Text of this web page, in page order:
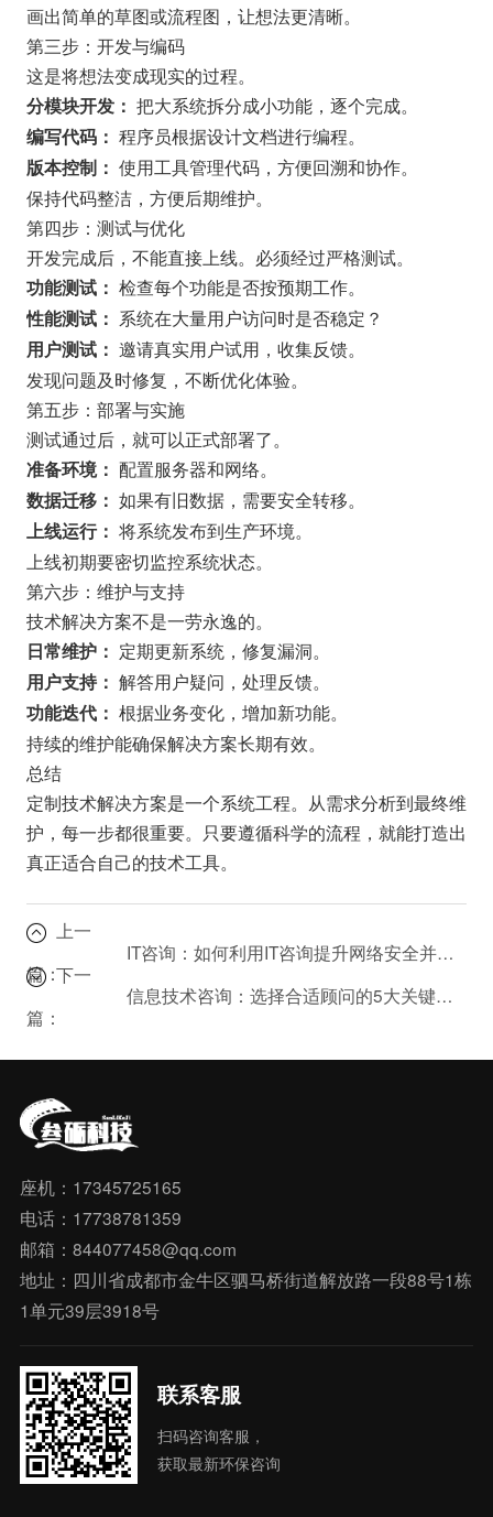
画出简单的草图或流程图，让想法更清晰。
第三步：开发与编码
这是将想法变成现实的过程。
分模块开发： 把大系统拆分成小功能，逐个完成。
编写代码： 程序员根据设计文档进行编程。
版本控制： 使用工具管理代码，方便回溯和协作。
保持代码整洁，方便后期维护。
第四步：测试与优化
开发完成后，不能直接上线。必须经过严格测试。
功能测试： 检查每个功能是否按预期工作。
性能测试： 系统在大量用户访问时是否稳定？
用户测试： 邀请真实用户试用，收集反馈。
发现问题及时修复，不断优化体验。
第五步：部署与实施
测试通过后，就可以正式部署了。
准备环境： 配置服务器和网络。
数据迁移： 如果有旧数据，需要安全转移。
上线运行： 将系统发布到生产环境。
上线初期要密切监控系统状态。
第六步：维护与支持
技术解决方案不是一劳永逸的。
日常维护： 定期更新系统，修复漏洞。
用户支持： 解答用户疑问，处理反馈。
功能迭代： 根据业务变化，增加新功能。
持续的维护能确保解决方案长期有效。
总结
定制技术解决方案是一个系统工程。从需求分析到最终维
护，每一步都很重要。只要遵循科学的流程，就能打造出
真正适合自己的技术工具。
上一
篇：
IT咨询：如何利用IT咨询提升网络安全并防范风险？
下一
篇：
信息技术咨询：选择合适顾问的5大关键因素
座机：17345725165
电话：17738781359
邮箱：844077458@qq.com
地址：四川省成都市金牛区驷马桥街道解放路一段88号1栋
1单元39层3918号
联系客服
扫码咨询客服，
获取最新环保咨询